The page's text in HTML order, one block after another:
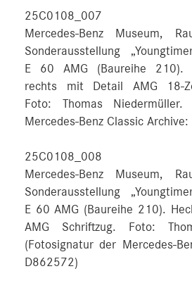
25C0108_007
Mercedes-Benz Museum,
Sonderausstellung
E 60 AMG (Baureihe 210).
rechts mit Detail AMG 18-
Foto: Thomas
Mercedes-Benz Classic
25C0108_008
Mercedes-Benz Museum,
Sonderausstellung
E 60 AMG (Baureihe 210).
AMG Schriftzug. Foto:
(Fotosignatur der Mercedes-
D862572)